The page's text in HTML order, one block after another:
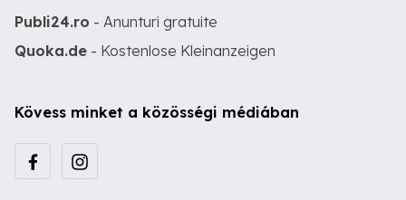
Publi24.ro - Anunturi gratuite
Quoka.de - Kostenlose Kleinanzeigen
Kövess minket a közösségi médiában